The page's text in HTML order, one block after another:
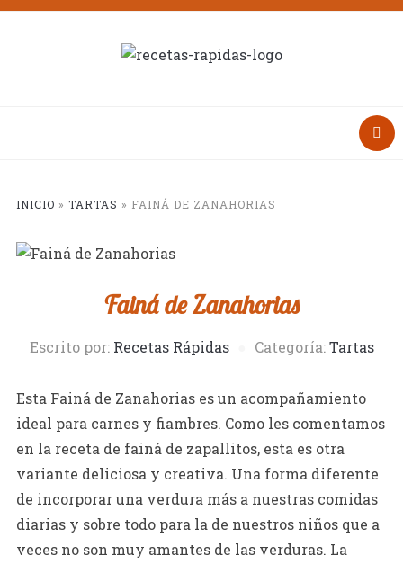
INICIO » TARTAS » FAINÁ DE ZANAHORIAS
Fainá de Zanahorias
Escrito por: Recetas Rápidas Categoría:Tartas
Esta Fainá de Zanahorias es un acompañamiento
ideal para carnes y fiambres. Como les comentamos
en la receta de fainá de zapallitos, esta es otra
variante deliciosa y creativa. Una forma diferente
de incorporar una verdura más a nuestras comidas
diarias y sobre todo para la de nuestros niños que a
veces no son muy amantes de las verduras. La